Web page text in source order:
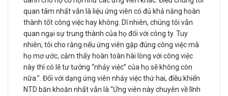
quan tâm nhất vẫn là liệu ứng viên có đủ khả năng hoàn
thành tốt công việc hay không. Dĩ nhiên, chúng tôi vẫn
quan ngại sự trung thành của họ đối với công ty. Tuy
nhiên, tôi cho rằng nếu ứng viên gặp đúng công việc mà
họ mơ ước, cảm thấy hoàn toàn hài lòng với công việc
này thì có lẽ tư tưởng “nhảy việc” của họ sẽ không còn
nữa.”. Đối với dạng ứng viên nhảy việc thứ hai, điều khiến
NTD băn khoăn nhất vẫn là “Ứng viên này chuyên về lĩnh